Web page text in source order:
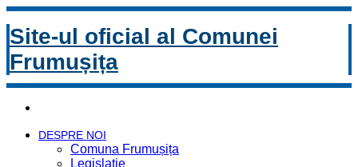
Site-ul oficial al Comunei
Frumușița
DESPRE NOI
Comuna Frumușița
Legislație